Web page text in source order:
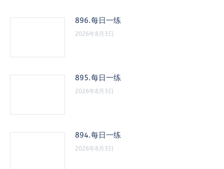
896.每日一练
2026年8月3日
895.每日一练
2026年8月3日
894.每日一练
2026年8月3日